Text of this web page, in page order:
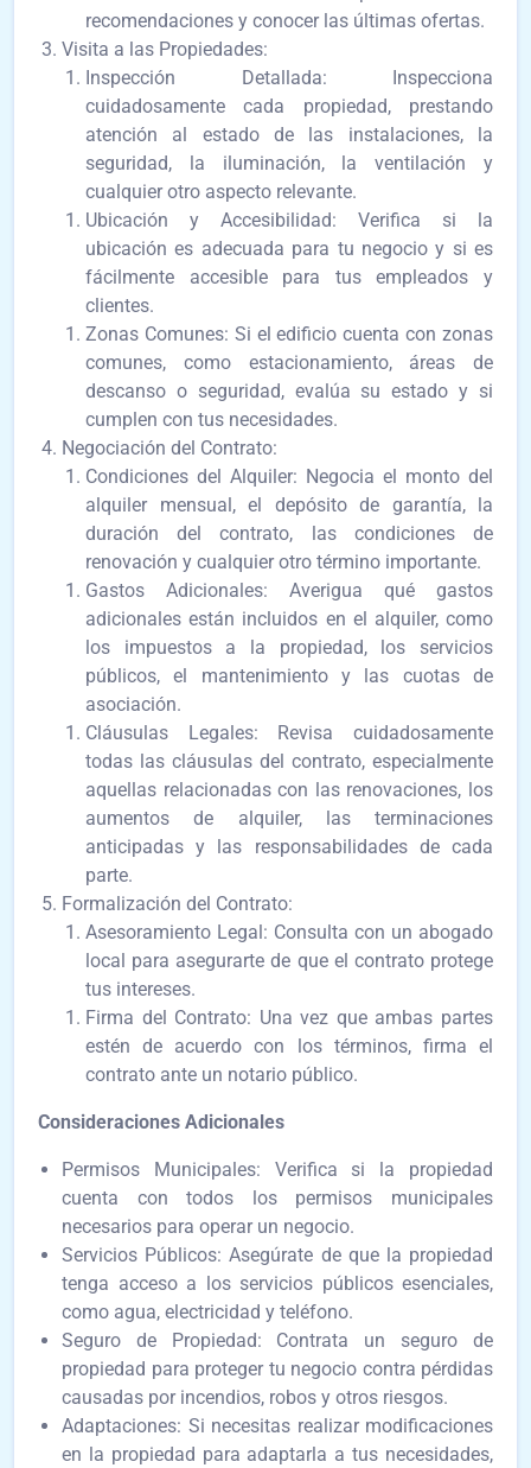
recomendaciones y conocer las últimas ofertas.
Visita a las Propiedades:
Inspección Detallada: Inspecciona
cuidadosamente cada propiedad, prestando
atención al estado de las instalaciones, la
seguridad, la iluminación, la ventilación y
cualquier otro aspecto relevante.
Ubicación y Accesibilidad: Verifica si la
ubicación es adecuada para tu negocio y si es
fácilmente accesible para tus empleados y
clientes.
Zonas Comunes: Si el edificio cuenta con zonas
comunes, como estacionamiento, áreas de
descanso o seguridad, evalúa su estado y si
cumplen con tus necesidades.
Negociación del Contrato:
Condiciones del Alquiler: Negocia el monto del
alquiler mensual, el depósito de garantía, la
duración del contrato, las condiciones de
renovación y cualquier otro término importante.
Gastos Adicionales: Averigua qué gastos
adicionales están incluidos en el alquiler, como
los impuestos a la propiedad, los servicios
públicos, el mantenimiento y las cuotas de
asociación.
Cláusulas Legales: Revisa cuidadosamente
todas las cláusulas del contrato, especialmente
aquellas relacionadas con las renovaciones, los
aumentos de alquiler, las terminaciones
anticipadas y las responsabilidades de cada
parte.
Formalización del Contrato:
Asesoramiento Legal: Consulta con un abogado
local para asegurarte de que el contrato protege
tus intereses.
Firma del Contrato: Una vez que ambas partes
estén de acuerdo con los términos, firma el
contrato ante un notario público.
Consideraciones Adicionales
Permisos Municipales: Verifica si la propiedad
cuenta con todos los permisos municipales
necesarios para operar un negocio.
Servicios Públicos: Asegúrate de que la propiedad
tenga acceso a los servicios públicos esenciales,
como agua, electricidad y teléfono.
Seguro de Propiedad: Contrata un seguro de
propiedad para proteger tu negocio contra pérdidas
causadas por incendios, robos y otros riesgos.
Adaptaciones: Si necesitas realizar modificaciones
en la propiedad para adaptarla a tus necesidades,